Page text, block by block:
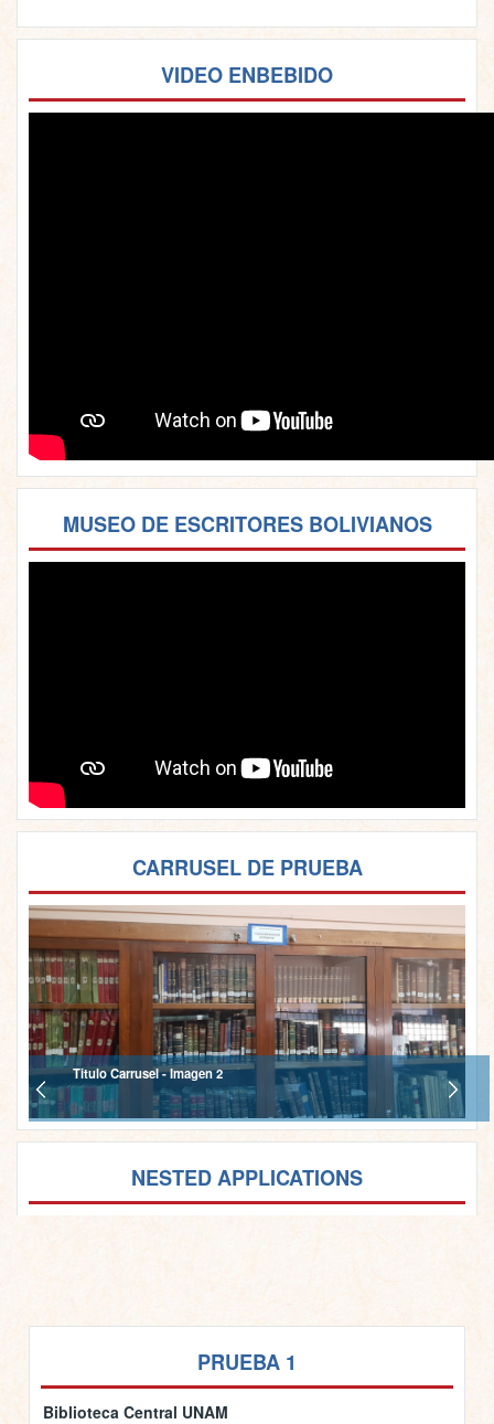
VIDEO ENBEBIDO
MUSEO DE ESCRITORES BOLIVIANOS
CARRUSEL DE PRUEBA
Titulo Carrusel - Imagen 2
NESTED APPLICATIONS
PRUEBA 1
Biblioteca Central UNAM